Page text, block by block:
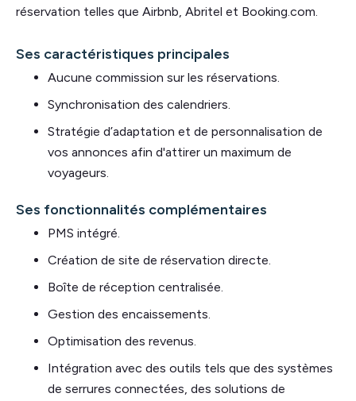
réservation telles que Airbnb, Abritel et Booking.com.
Ses caractéristiques principales
Aucune commission sur les réservations.
Synchronisation des calendriers.
Stratégie d’adaptation et de personnalisation de
vos annonces afin d'attirer un maximum de
voyageurs.
Ses fonctionnalités complémentaires
PMS intégré.
Création de site de réservation directe.
Boîte de réception centralisée.
Gestion des encaissements.
Optimisation des revenus.
Intégration avec des outils tels que des systèmes
de serrures connectées, des solutions de